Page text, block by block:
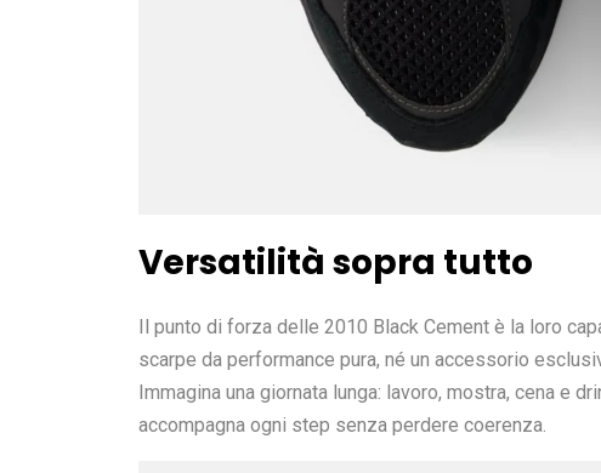
Versatilità sopra tutto
Il punto di forza delle 2010 Black Cement è la loro
scarpe da performance pura, né un accessorio
Immagina una giornata lunga: lavoro, mostra, cena e
accompagna ogni step senza perdere coerenza.